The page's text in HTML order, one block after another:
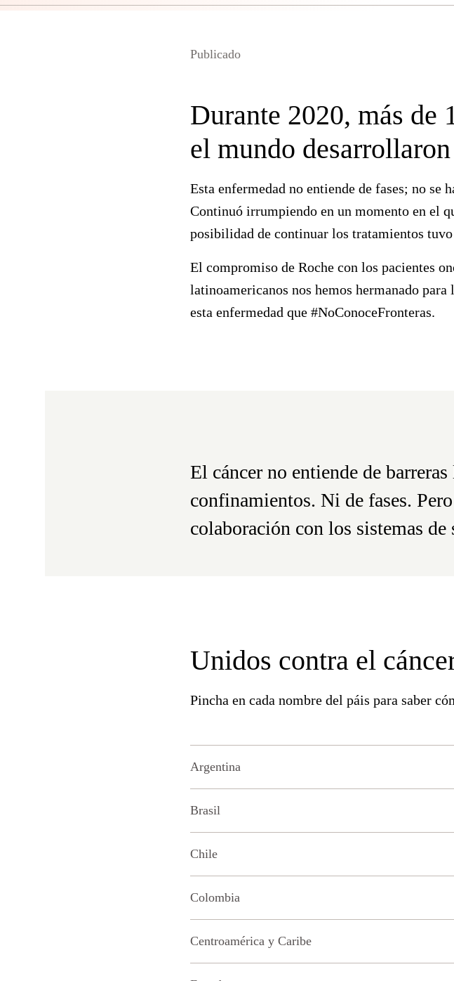
Publicado
Durante 2020, más de
el mundo
Esta enfermedad no entiende de fases; no se
Continuó irrumpiendo en un momento en el
posibilidad de continuar los tratamientos
El compromiso de Roche con los pacientes
latinoamericanos nos hemos hermanado
esta enfermedad que #NoConoceFronteras.
El cáncer no entiende de
confinamientos. Ni de fases.
colaboración con los sistemas
Unidos contra el
Pincha en cada nombre del páis para saber
Argentina
Brasil
Chile
Colombia
Centroamérica y Caribe